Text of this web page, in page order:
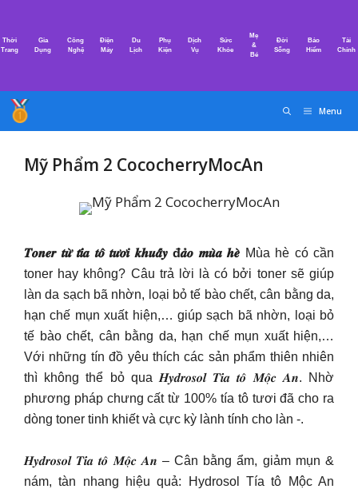
nội
Thời
Trang
Gia
Dụng
Công
Nghệ
Điện
Máy
Du
Lịch
Phụ
Kiện
Dịch
Vụ
Sức
Khỏe
Mẹ
&
Bé
Đời
Sống
Bảo
Hiểm
Tài
Chính
Menu
Mỹ Phẩm 2 CococherryMocAn
𝑻𝒐𝒏𝒆𝒓 𝒕𝒖̛̀ 𝒕𝒊́𝒂 𝒕𝒐̂ 𝒕𝒖̛𝒐̛𝒊 𝒌𝒉𝒖𝒂̂́𝒚 đ𝒂̉𝒐 𝒎𝒖̀𝒂 𝒉𝒆̀ Mùa hè có cần
toner hay không? Câu trả lời là có bởi toner sẽ giúp
làn da sạch bã nhờn, loại bỏ tế bào chết, cân bằng da,
hạn chế mụn xuất hiện,… giúp sạch bã nhờn, loại bỏ
tế bào chết, cân bằng da, hạn chế mụn xuất hiện,…
Với những tín đồ yêu thích các sản phẩm thiên nhiên
thì không thể bỏ qua 𝑯𝒚𝒅𝒓𝒐𝒔𝒐𝒍 𝑻𝒊́𝒂 𝒕𝒐̂ 𝑴𝒐̣̂𝒄 𝑨𝒏. Nhờ
phương pháp chưng cất từ 100% tía tô tươi đã cho ra
dòng toner tinh khiết và cực kỳ lành tính cho làn -.
𝑯𝒚𝒅𝒓𝒐𝒔𝒐𝒍 𝑻𝒊́𝒂 𝒕𝒐̂ 𝑴𝒐̣̂𝒄 𝑨𝒏 – Cân bằng ẩm, giảm mụn &
nám, tàn nhang hiệu quả: Hydrosol Tía tô Mộc An